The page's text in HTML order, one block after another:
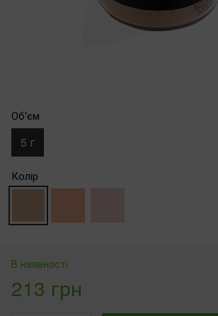
Об'єм
5 г
Колір
В наявності
213 грн